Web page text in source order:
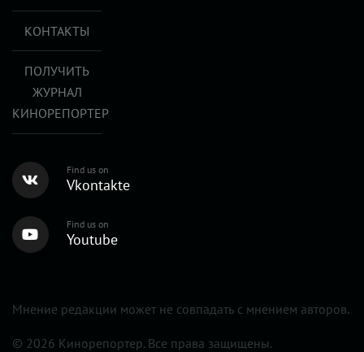
КОНТАКТЫ
ПОЛУЧИТЬ
ЖУРНАЛ
КИНОРЕПОРТЕР
Find us on
Vkontakte
Find us on
Youtube
Мнение редакции может не совпадать с мнением авторов.
© 2026 Кинорепортер. Все права защищены.